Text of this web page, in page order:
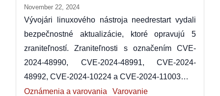
November 22, 2024
Vývojári linuxového nástroja needrestart vydali
bezpečnostné aktualizácie, ktoré opravujú 5
zraniteľností. Zraniteľnosti s označením CVE-
2024-48990, CVE-2024-48991, CVE-2024-
48992, CVE-2024-10224 a CVE-2024-11003…
Oznámenia a varovania
Varovanie